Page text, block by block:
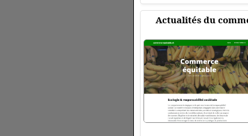
Actualités du